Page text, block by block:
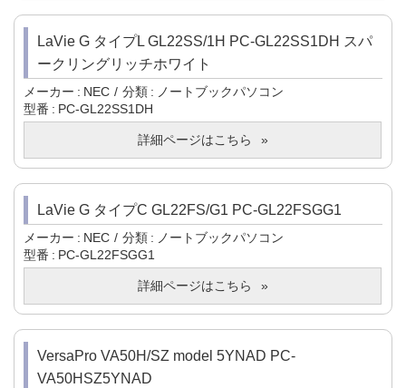
LaVie G タイプL GL22SS/1H PC-GL22SS1DH スパ
ークリングリッチホワイト
メーカー NEC 分類
ノートブックパソコン
型番
PC-GL22SS1DH
詳細ページはこちら
LaVie G タイプC GL22FS/G1 PC-GL22FSGG1
メーカー NEC 分類
ノートブックパソコン
型番
PC-GL22FSGG1
詳細ページはこちら
VersaPro VA50H/SZ model 5YNAD PC-
VA50HSZ5YNAD